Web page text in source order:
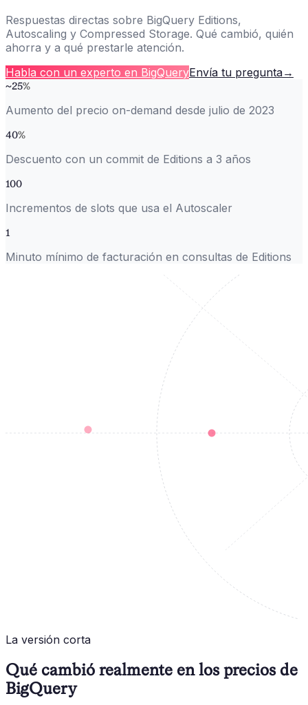
Respuestas directas sobre BigQuery Editions,
Autoscaling y Compressed Storage. Qué cambió, quién
ahorra y a qué prestarle atención.
Habla con un experto en BigQueryEnvía tu pregunta→
~25%
Aumento del precio on-demand desde julio de 2023
40%
Descuento con un commit de Editions a 3 años
100
Incrementos de slots que usa el Autoscaler
1
Minuto mínimo de facturación en consultas de Editions
La versión corta
Qué cambió realmente en los precios de
BigQuery